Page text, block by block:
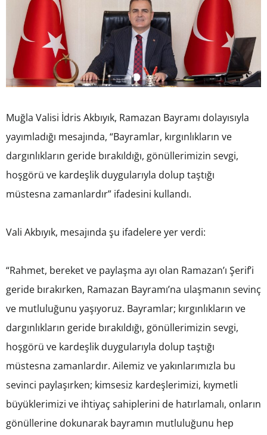
Muğla Valisi İdris Akbıyık, Ramazan Bayramı dolayısıyla
yayımladığı mesajında, “Bayramlar, kırgınlıkların ve
dargınlıkların geride bırakıldığı, gönüllerimizin sevgi,
hoşgörü ve kardeşlik duygularıyla dolup taştığı
müstesna zamanlardır” ifadesini kullandı.
Vali Akbıyık, mesajında şu ifadelere yer verdi:
“Rahmet, bereket ve paylaşma ayı olan Ramazan’ı Şerif’i
geride bırakırken, Ramazan Bayramı’na ulaşmanın sevinç
ve mutluluğunu yaşıyoruz. Bayramlar; kırgınlıkların ve
dargınlıkların geride bırakıldığı, gönüllerimizin sevgi,
hoşgörü ve kardeşlik duygularıyla dolup taştığı
müstesna zamanlardır. Ailemiz ve yakınlarımızla bu
sevinci paylaşırken; kimsesiz kardeşlerimizi, kıymetli
büyüklerimizi ve ihtiyaç sahiplerini de hatırlamalı, onların
gönüllerine dokunarak bayramın mutluluğunu hep